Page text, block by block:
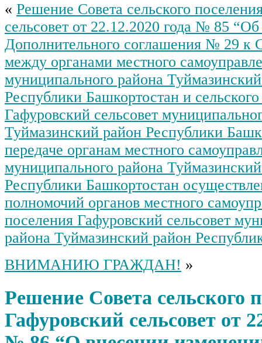
« Решение Совета сельского
сельсовет от 22.12.2020 года № 85
Дополнительного соглашения № 29 к
между органами местного
муниципального района
Республики Башкортостан и
Гафуровский сельсовет
Туймазинский район Республики
передаче органам местного
муниципального района
Республики Башкортостан
полномочий органов местного
поселения Гафуровский сельсовет
района Туймазинский район
ВНИМАНИЮ ГРАЖДАН! »
Решение Совета сельского
Гафуровский сельсовет от